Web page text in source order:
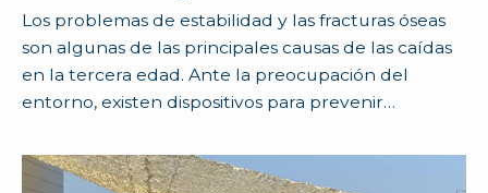
Los problemas de estabilidad y las fracturas óseas
son algunas de las principales causas de las caídas
en la tercera edad. Ante la preocupación del
entorno, existen dispositivos para prevenir…